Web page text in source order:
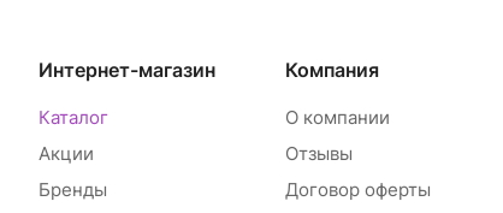
Интернет-магазин
Каталог
Акции
Бренды
Компания
О компании
Отзывы
Договор оферты